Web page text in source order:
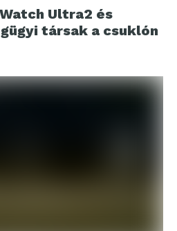
Ultra2 és
társak a csuklón